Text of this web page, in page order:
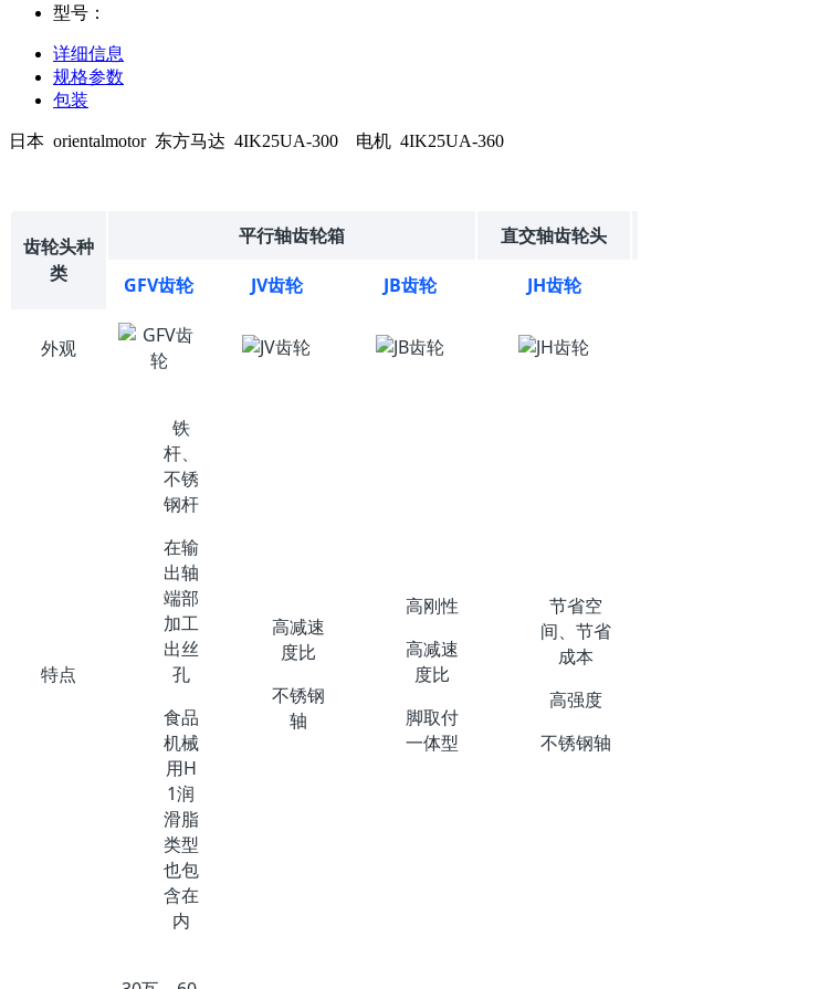
型号：
详细信息
规格参数
包装
日本 orientalmotor 东方马达 4IK25UA-300 电机 4IK25UA-360
齿轮头种
类
平行轴齿轮箱 直交轴齿轮头
GFV齿轮 JV齿轮 JB齿轮 JH齿轮
外观
特点
铁
杆、
不锈
钢杆
在输
出轴
端部
加工
出丝
孔
食品
机械
用H
1润
滑脂
类型
也包
含在
内
高减速
度比
不锈钢
轴
高刚性
高减速
度比
脚取付
一体型
节省空
间、节省
成本
高强度
不锈钢轴